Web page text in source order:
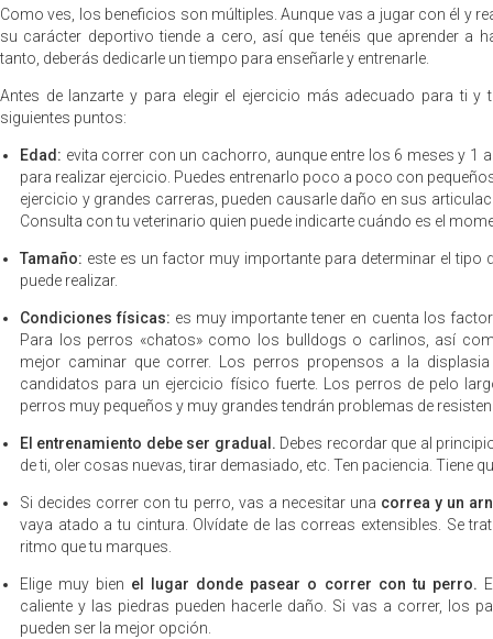
Como ves, los beneficios son múltiples. Aunque vas a jugar con él y
su carácter deportivo tiende a cero, así que tenéis que aprender a
tanto, deberás dedicarle un tiempo para enseñarle y entrenarle.
Antes de lanzarte y para elegir el ejercicio más adecuado para ti y
siguientes puntos:
Edad: evita correr con un cachorro, aunque entre los 6 meses y 1
para realizar ejercicio. Puedes entrenarlo poco a poco con
ejercicio y grandes carreras, pueden causarle daño en sus
Consulta con tu veterinario quien puede indicarte cuándo es el
Tamaño: este es un factor muy importante para determinar el tipo
puede realizar.
Condiciones físicas: es muy importante tener en cuenta los
Para los perros «chatos» como los bulldogs o carlinos, así
mejor caminar que correr. Los perros propensos a la
candidatos para un ejercicio físico fuerte. Los perros de pelo
perros muy pequeños y muy grandes tendrán problemas de
El entrenamiento debe ser gradual. Debes recordar que al
de ti, oler cosas nuevas, tirar demasiado, etc. Ten paciencia. Tiene
Si decides correr con tu perro, vas a necesitar una correa y un
vaya atado a tu cintura. Olvídate de las correas extensibles. Se
ritmo que tu marques.
Elige muy bien el lugar donde pasear o correr con tu perro.
caliente y las piedras pueden hacerle daño. Si vas a correr, los
pueden ser la mejor opción.